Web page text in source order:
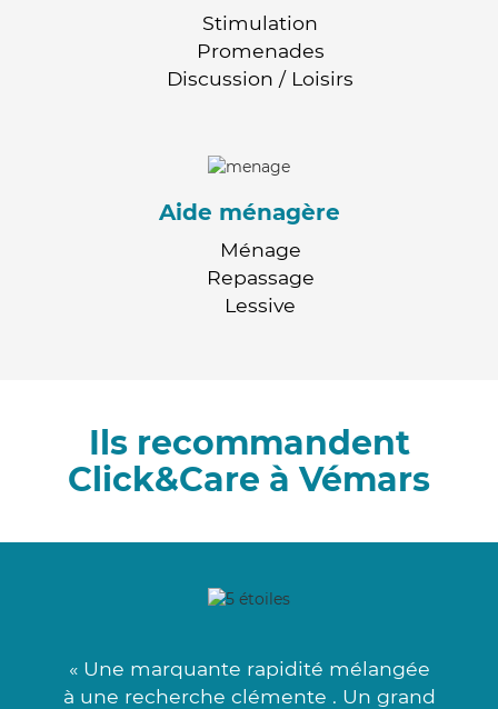
Stimulation
Promenades
Discussion / Loisirs
Aide ménagère
Ménage
Repassage
Lessive
Ils recommandent
Click&Care à Vémars
« Une marquante rapidité mélangée
à une recherche clémente . Un grand